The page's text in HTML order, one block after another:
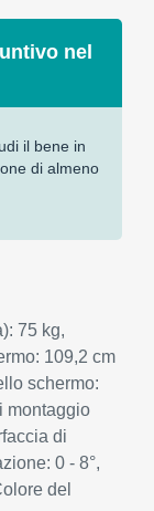
nel
il bene in
di almeno
75 kg,
109,2 cm
schermo:
montaggio
di
0 - 8°,
del